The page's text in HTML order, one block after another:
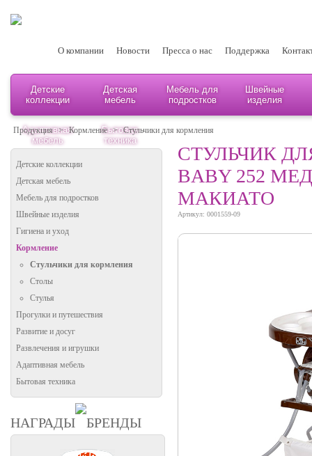
О компании Новости Пресса о нас Поддержка
Детские
коллекции
Детская
мебель
Мебель для
подростков
Швейные
изделия
Адаптивная
мебель
Бытовая
техника
Продукция > Кормление > Стульчики для кормления
Детские коллекции
Детская мебель
Мебель для подростков
Швейные изделия
Гигиена и уход
Кормление
Стульчики для кормления
Столы
Стулья
Прогулки и путешествия
Развитие и досуг
Развлечения и игрушки
Адаптивная мебель
Бытовая техника
НАГРАДЫ БРЕНДЫ
СТУЛЬЧИК
BABY 252
МАКИАТО
Артикул: 0001559-09